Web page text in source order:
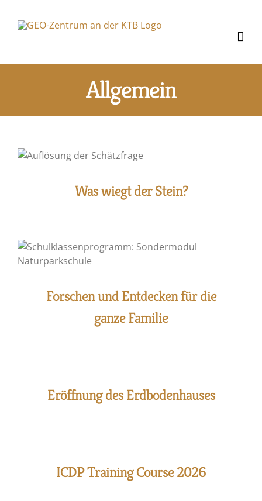
Inhalt
Allgemein
Was wiegt der Stein?
Forschen und Entdecken für die
ganze Familie
Eröffnung des Erdbodenhauses
ICDP Training Course 2026